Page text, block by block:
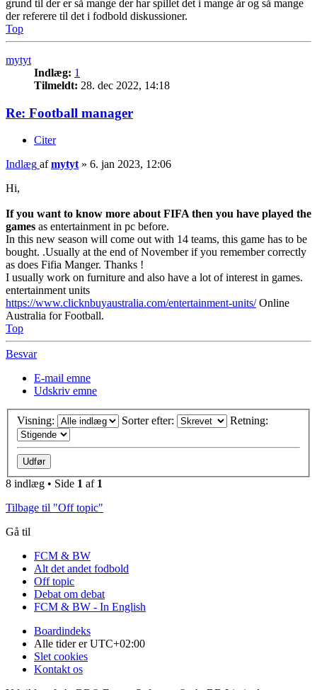
grund til der er så mange der har spillet det i mange år og så mange
der referere til det i fodbold diskussioner.
Top
mytyt
Indlæg: 1
Tilmeldt: 28. dec 2022, 14:18
Re: Football manager
Citer
Indlæg afmytyt » 6. jan 2023, 12:06
Hi,
If you want to know more about FIFA then you have played the
games as entertainment in pc before.
In this new season will come out with 14 teams, this game has to be
bought. .Usually at the end of November if you remember correctly
as does Fifia Manger. Thanks !
I usually work on furniture and also have a lot of interest in games.
entertainment units
https://www.clicknbuyaustralia.com/entertainment-units/Online
Australia for Football.
Top
Besvar
E-mail emne
Udskriv emne
Visning: Sorter efter: Retning:
8 indlæg • Side 1 af 1
Tilbage til "Off topic"
Gå til
FCM & BW
Alt det andet fodbold
Off topic
Debat om debat
FCM & BW - In English
Boardindeks
Alle tider erUTC+02:00
Slet cookies
Kontakt os